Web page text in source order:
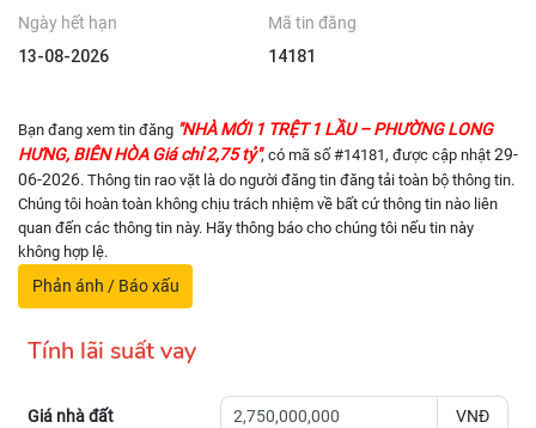
Ngày hết hạn
13-08-2026
Mã tin đăng
14181
Bạn đang xem tin đăng "NHÀ MỚI 1 TRỆT 1 LẦU – PHƯỜNG LONG
HƯNG, BIÊN HÒA Giá chỉ 2,75 tỷ", có mã số #14181, được cập nhật 29-
06-2026. Thông tin rao vặt là do người đăng tin đăng tải toàn bộ thông tin.
Chúng tôi hoàn toàn không chịu trách nhiệm về bất cứ thông tin nào liên
quan đến các thông tin này. Hãy thông báo cho chúng tôi nếu tin này
không hợp lệ.
Phản ánh / Báo xấu
Tính lãi suất vay
Giá nhà đất VNĐ